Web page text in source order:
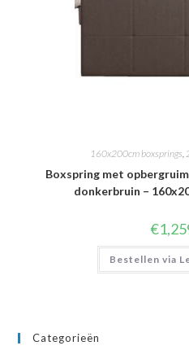
160x200cm boxsprings,
Boxspring met
donkerbruin –
€
Bestellen via
Categorieën